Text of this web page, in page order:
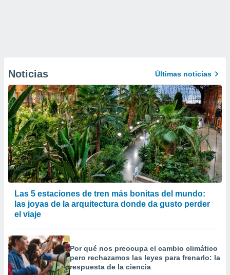
Noticias Últimas noticias
Las 5 estaciones de tren más bonitas del mundo:
las joyas de la arquitectura donde da gusto perder
el viaje
Por qué nos preocupa el cambio climático
pero rechazamos las leyes para frenarlo: la
respuesta de la ciencia